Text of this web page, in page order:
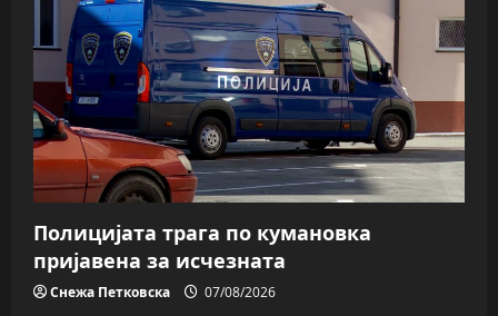
Полицијата трага пo кумановка
пријавена за исчезната
Снежа Петковска 07/08/2026